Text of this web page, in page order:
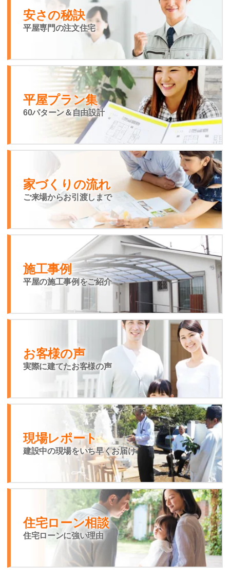
安さの秘訣
平屋専門の注文住宅
平屋プラン集
60パターン＆自由設計
家づくりの流れ
ご来場からお引渡しまで
施工事例
平屋の施工事例をご紹介
お客様の声
実際に建てたお客様の声
現場レポート
建設中の現場をいち早くお届け
住宅ローン相談
住宅ローンに強い理由